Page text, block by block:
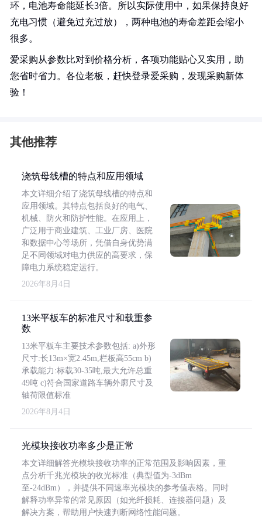
环，电池寿命能延长3倍。所以实际使用中，如果保持良好
充电习惯（避免过充过放），两种电池的寿命差距会缩小
很多。
爱采购从参数比对到价格分析，各项功能贴心又实用，助
您省时省力。各位老板，赶快登录爱采购，发现采购新体
验！
其他推荐
浇筑母线槽的特点和应用领域
本文详细介绍了浇筑母线槽的特点和
应用领域。其特点包括良好的电气、
机械、防火和防护性能。在应用上，
广泛用于商业建筑、工业厂房、医院
和数据中心等场所，凭借自身优势满
足不同领域对电力供应的高要求，保
障电力系统稳定运行。
2026年8月4日
13米平板车的标准尺寸和载重参
数
13米平板车主要技术参数包括: a)外形
尺寸:长13m×宽2.45m,栏板高55cm b)
承载能力:标载30-35吨,最大允许总重
49吨 c)符合国家道路车辆外廓尺寸及
轴荷限值标准
2026年8月4日
光模块接收功率多少是正常
本文详细解答光模块接收功率的正常范围及影响因素，重
点分析千兆光模块的收光标准（典型值为-3dBm
至-24dBm），并提供不同速率光模块的参考值表格。同时
解释功率异常的常见原因（如光纤损耗、连接器问题）及
解决方案，帮助用户快速判断网络性能问题。